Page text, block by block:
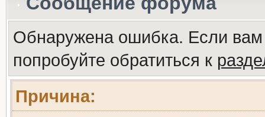
Обнаружена ошибка. Если
попробуйте обратиться к
Причина: